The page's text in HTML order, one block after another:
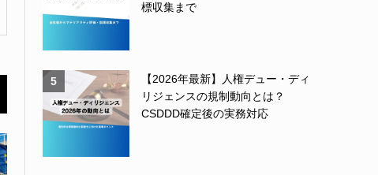
標収集まで
5
【2026年最新】人権デュー・ディ
リジェンスの規制動向とは？
CSDDD確定後の実務対応